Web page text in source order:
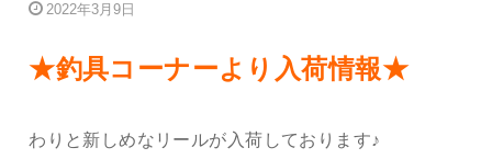
2022年3月9日
★釣具コーナーより入荷情報★
わりと新しめなリールが入荷しております♪